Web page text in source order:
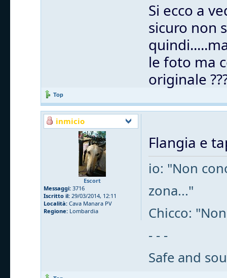
Si ecco a
sicuro non
le foto ma
originale
Top
inmicio
Escort
Messaggi: 3716
Iscritto il: 29/03/2014, 12:11
Località: Cava Manara PV
Regione: Lombardia
Flangia e
io: "Non
zona..."
Chicco:
- - -
Safe and